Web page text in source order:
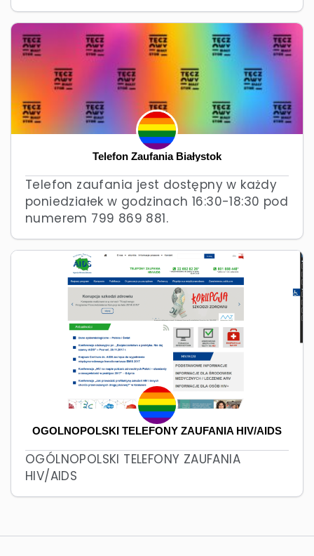
Telefon Zaufania Białystok
Telefon zaufania jest dostępny w każdy
poniedziałek w godzinach 16:30-18:30 pod
numerem 799 869 881.
OGÓLNOPOLSKI TELEFONY ZAUFANIA HIV/AIDS
OGÓLNOPOLSKI TELEFONY ZAUFANIA
HIV/AIDS